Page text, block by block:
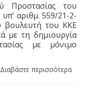
Προστασίας του
αριθμ. 559/21-2-
βουλευτή του ΚΚΕ
με τη δημιουργία
με μόνιμο
Διαβάστε περισσότερα